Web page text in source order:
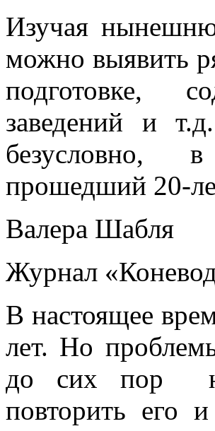
Изучая
можно выявить
подготовке,
заведений и
безусловно, в
прошедший 20-
Валера Шабля
Журнал
В настоящее
лет. Но
до сих пор
повторить его